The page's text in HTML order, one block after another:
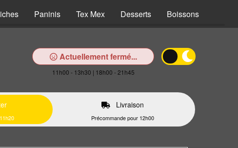
Paninis Tex Mex Desserts Boissons
Actuellement fermé...
11h00 - 13h30 | 18h00 - 21h45
Livraison
Précommande pour 12h00